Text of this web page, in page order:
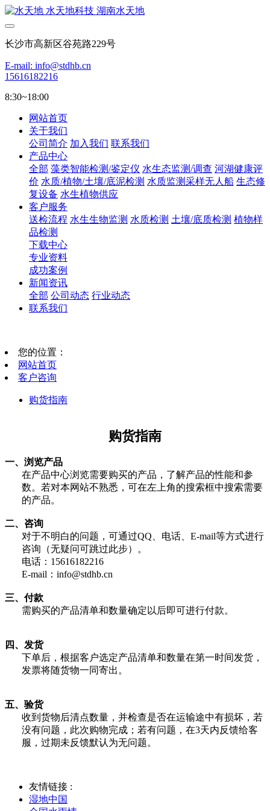
长沙市高新区谷苑路229号
E-mail: info@stdhb.cn
15616182216
8:30~18:00
网站首页
关于我们
公司简介 加入我们 联系我们
产品中心
全部 藻类智能检测/鉴定仪 水生态监测/调查 河湖健康评
价 水质/植物/土壤/底泥检测 水质监测采样无人船 生态修
复设备 水生植物供应
客户服务
送检流程 水生生物监测 水质检测 土壤/底质检测 植物样
品检测
下载中心
专业资料
成功案例
新闻资讯
全部 公司动态 行业动态
联系我们
您的位置：
网站首页
客户咨询
购货指南
购货指南
一、 浏览产品
在产品中心浏览需要购买的产品，了解产品的性能和参
数。若对本网站不熟悉，可在左上角的搜索框中搜索需要
的产品。
二、 咨询
对于不明白的问题，可通过QQ 、电话、 E-mail等方式进行
咨询 （无疑问可跳过此步）。
电话：15616182216
E-mail：info@stdhb.cn
三、付款
需购买的产品清单和数量确定以后即可进行付款。
四、 发货
下单后，根据客户选定产品清单和数量在第一时间发货，
发票将随货物一同寄出。
五、 验货
收到货物后清点数量，并检查是否在运输途中有损坏，若
没有问题，此次购物完成；若有问题，在3天内反馈给客
服，过期未反馈默认为无问题。
友情链接 :
湿地中国